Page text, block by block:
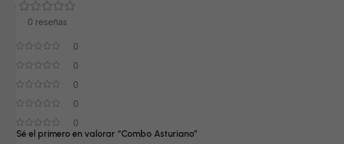
0 reseñas
0
0
0
0
0
Sé el primero en valorar “Combo Asturiano”